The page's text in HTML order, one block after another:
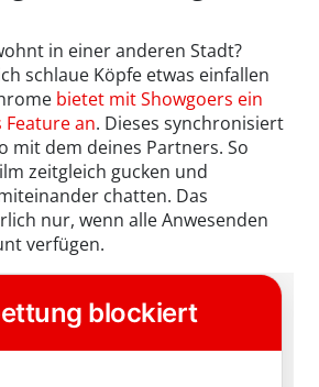
in einer anderen Stadt?
schlaue Köpfe etwas einfallen
bietet mit Showgoers ein
Feature an. Dieses synchronisiert
mit dem deines Partners. So
zeitgleich gucken und
chatten. Das
nur, wenn alle Anwesenden
verfügen.